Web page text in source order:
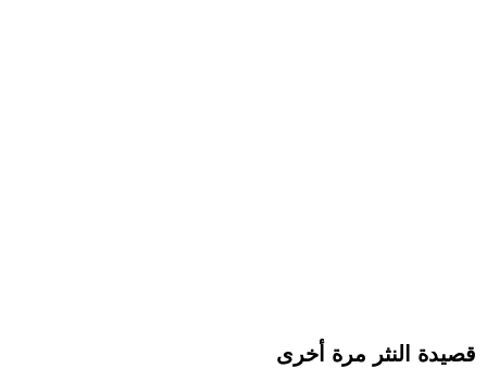
قصيدة النثر مرة أخرى